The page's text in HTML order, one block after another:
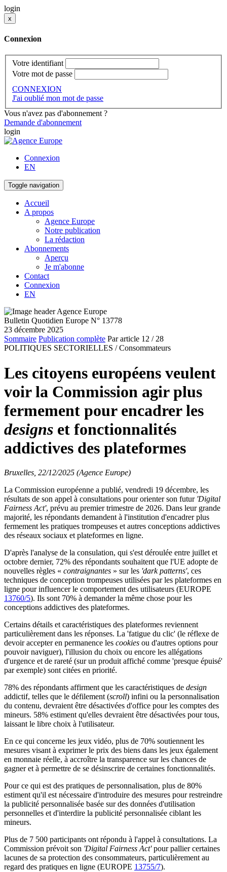
login
x
Connexion
Votre identifiant
Votre mot de passe
CONNEXION
J'ai oublié mon mot de passe
Vous n'avez pas d'abonnement ?
Demande d'abonnement
login
Connexion
EN
Toggle navigation
Accueil
A propos
Agence Europe
Notre publication
La rédaction
Abonnements
Aperçu
Je m'abonne
Contact
Connexion
EN
Bulletin Quotidien Europe N° 13778
23 décembre 2025
Sommaire Publication complète Par article 12 / 28
POLITIQUES SECTORIELLES / Consommateurs
Les citoyens européens veulent
voir la Commission agir plus
fermement pour encadrer les
designs et fonctionnalités
addictives des plateformes
Bruxelles, 22/12/2025 (Agence Europe)
La Commission européenne a publié, vendredi 19 décembre, les
résultats de son appel à consultations pour orienter son futur 'Digital
Fairness Act', prévu au premier trimestre de 2026. Dans leur grande
majorité, les répondants demandent à l'institution d'encadrer plus
fermement les pratiques trompeuses et autres conceptions addictives
des réseaux sociaux et plateformes en ligne.
D'après l'analyse de la consulation, qui s'est déroulée entre juillet et
octobre dernier, 72% des répondants souhaitent que l'UE adopte de
nouvelles règles « contraignantes » sur les 'dark patterns', ces
techniques de conception trompeuses utilisées par les plateformes en
ligne pour influencer le comportement des utilisateurs (EUROPE
13760/5). Ils sont 70% à demander la même chose pour les
conceptions addictives des plateformes.
Certains détails et caractéristiques des plateformes reviennent
particulièrement dans les réponses. La 'fatigue du clic' (le réflexe de
devoir accepter en permanence les cookies ou d'autres options pour
pouvoir naviguer), l'illusion du choix ou encore les allégations
d'urgence et de rareté (sur un produit affiché comme 'presque épuisé'
par exemple) sont citées en priorité.
78% des répondants affirment que les caractéristiques de design
addictif, telles que le défilement (scroll) infini ou la personnalisation
du contenu, devraient être désactivées d'office pour les comptes des
mineurs. 58% estiment qu'elles devraient être désactivées pour tous,
laissant le libre choix à l'utilisateur.
En ce qui concerne les jeux vidéo, plus de 70% soutiennent les
mesures visant à exprimer le prix des biens dans les jeux également
en monnaie réelle, à accroître la transparence sur les chances de
gagner et à permettre de se désinscrire de certaines fonctionnalités.
Pour ce qui est des pratiques de personnalisation, plus de 80%
estiment qu'il est nécessaire d'introduire des mesures pour restreindre
la publicité personnalisée basée sur des données d'utilisation
personnelles et d'interdire la publicité personnalisée ciblant les
mineurs.
Plus de 7 500 participants ont répondu à l'appel à consultations. La
Commission prévoit son 'Digital Fairness Act'pour pallier certaines
lacunes de sa protection des consommateurs, particulièrement au
regard des pratiques en ligne (EUROPE 13755/7).